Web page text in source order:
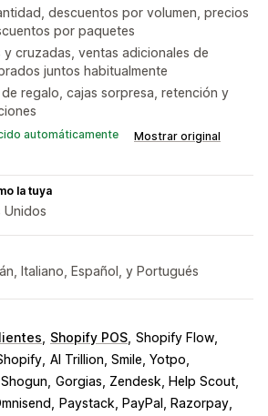
descuentos por volumen, precios
por paquetes
y cruzadas, ventas adicionales de
juntos habitualmente
de regalo, cajas sorpresa, retención y
automáticamente Mostrar original
la tuya
Unidos
Italiano, Español, y Portugués
Shopify POS Shopify Flow
AI Trillion, Smile, Yotpo
Gorgias, Zendesk, Help Scout
Paystack, PayPal, Razorpay